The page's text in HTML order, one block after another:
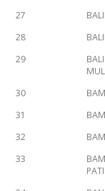
27
28
29
30
31
32
33
PATI